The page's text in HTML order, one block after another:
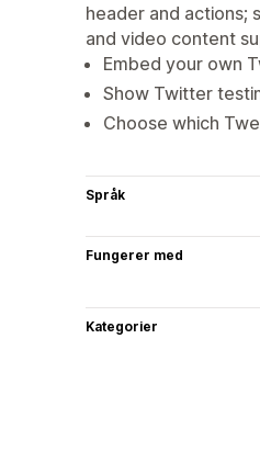
header and actions;
and video сontent
Embed your own
Show Twitter
Choose which
Språk
Fungerer med
Kategorier